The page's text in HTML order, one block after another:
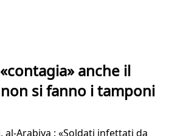
anche il
si fanno i tamponi
Arabiya : «Soldati infettati da